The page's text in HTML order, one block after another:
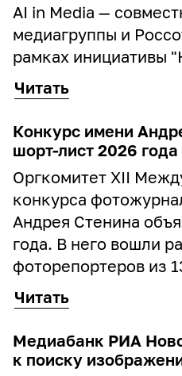
AI in Media —
медиагруппы и
рамках инициативы
Читать
Конкурс имени
шорт-лист 2026 года
Оргкомитет XII
конкурса
Андрея Стенина
года. В него вошли
фоторепортеров из
Читать
Медиабанк РИА
к поиску